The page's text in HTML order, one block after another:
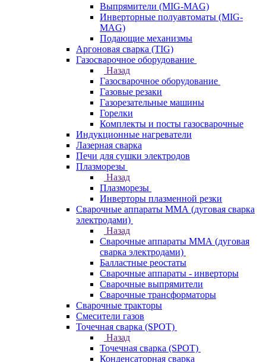
Выпрямители (MIG-MAG)
Инверторные полуавтоматы (MIG-
MAG)
Подающие механизмы
Аргоновая сварка (TIG)
Газосварочное оборудование
Назад
Газосварочное оборудование
Газовые резаки
Газорезательные машины
Горелки
Комплекты и посты газосварочные
Индукционные нагреватели
Лазерная сварка
Печи для сушки электродов
Плазморезы
Назад
Плазморезы
Инверторы плазменной резки
Сварочные аппараты ММА (дуговая сварка
электродами)
Назад
Сварочные аппараты ММА (дуговая
сварка электродами)
Балластные реостаты
Сварочные аппараты - инверторы
Сварочные выпрямители
Сварочные трансформаторы
Сварочные тракторы
Смесители газов
Точечная сварка (SPOT)
Назад
Точечная сварка (SPOT)
Конденсаторная сварка